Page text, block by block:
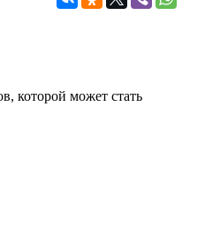
которой может стать